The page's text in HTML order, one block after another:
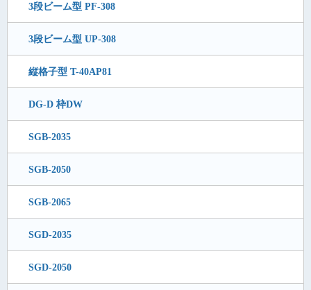
3段ビーム型 PF-308
3段ビーム型 UP-308
縦格子型 T-40AP81
DG-D 枠DW
SGB-2035
SGB-2050
SGB-2065
SGD-2035
SGD-2050